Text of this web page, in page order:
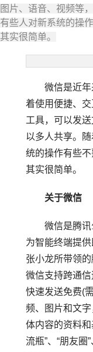
图片、语音、视频等
有些人对新系统的操
其实很简单。
微信是近年
着使用便捷、
工具，可以发
以多人共享。
统的操作有些不
其实很简单。
关于微信
微信是腾讯
为智能终端提
张小龙所带领
微信支持跨通
快速发送免费(
频、图片和文
体内容的资料和
流瓶”、“朋友圈